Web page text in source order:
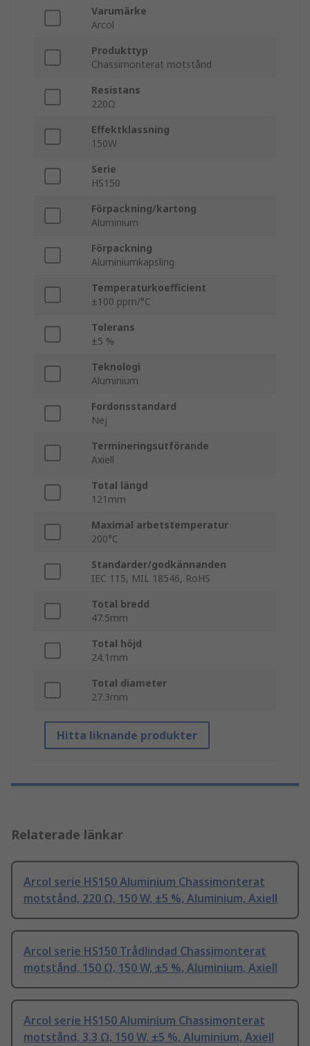
Varumärke
Arcol
Produkttyp
Chassimonterat motstånd
Resistans
220Ω
Effektklassning
150W
Serie
HS150
Förpackning/kartong
Aluminium
Förpackning
Aluminiumkapsling
Temperaturkoefficient
±100 ppm/°C
Tolerans
±5 %
Teknologi
Aluminium
Fordonsstandard
Nej
Termineringsutförande
Axiell
Total längd
121mm
Maximal arbetstemperatur
200°C
Standarder/godkännanden
IEC 115, MIL 18546, RoHS
Total bredd
47.5mm
Total höjd
24.1mm
Total diameter
27.3mm
Hitta liknande produkter
Relaterade länkar
Arcol serie HS150 Aluminium Chassimonterat
motstånd, 220 Ω, 150 W, ±5 %, Aluminium, Axiell
Arcol serie HS150 Trådlindad Chassimonterat
motstånd, 150 Ω, 150 W, ±5 %, Aluminium, Axiell
Arcol serie HS150 Aluminium Chassimonterat
motstånd, 3.3 Ω, 150 W, ±5 %, Aluminium, Axiell